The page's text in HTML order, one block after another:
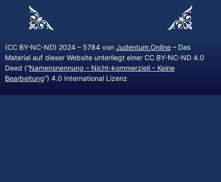
(CC BY-NC-ND) 2024 – 5784 von Judentum.Online – Das
Material auf dieser Website unterliegt einer CC BY-NC-ND 4.0
Deed (“Namensnennung – Nicht-kommerziell – Keine
Bearbeitung“) 4.0 International Lizenz